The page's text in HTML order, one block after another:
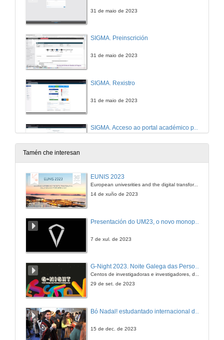
31 de maio de 2023
SIGMA. Preinscrición
31 de maio de 2023
SIGMA. Rexistro
31 de maio de 2023
SIGMA. Acceso ao portal académico para usuarios con conta
31 de maio de 2023
SIGMA. Preinscrición
Tamén che interesan
EUNIS 2023
European univesrities and the digital transformation: challenges and opportunities ahead
14 de xuño de 2023
7 de xul. de 2023
G-Night 2023. Noite Galega das Persoas Investigadoras. Conciencias creativas
29 de set. de 2023
15 de dec. de 2023